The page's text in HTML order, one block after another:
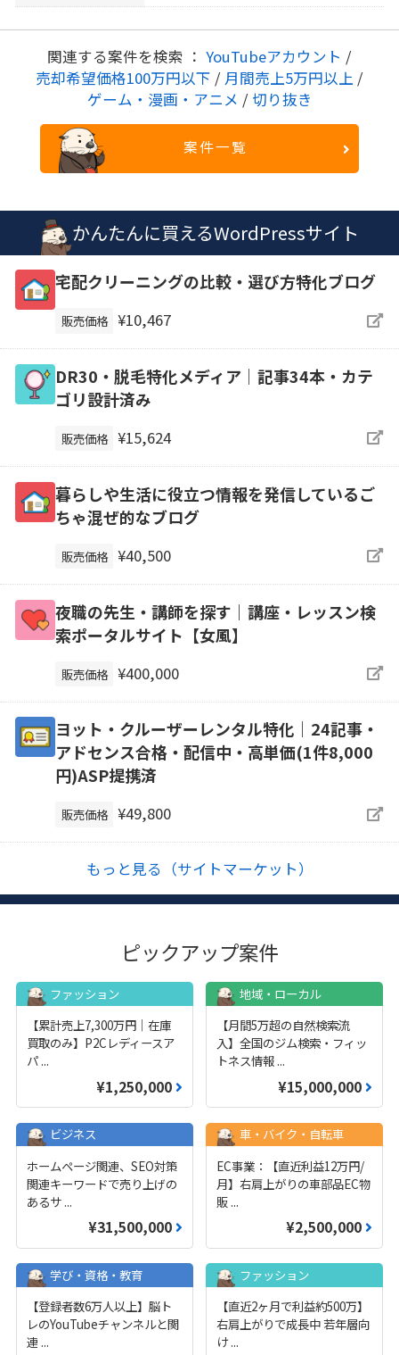
関連する案件を検索 ： YouTubeアカウント /
売却希望価格100万円以下 / 月間売上5万円以上 /
ゲーム・漫画・アニメ / 切り抜き
案件一覧
かんたんに買えるWordPressサイト
宅配クリーニングの比較・選び方特化ブログ
販売価格 ¥10,467
DR30・脱毛特化メディア｜記事34本・カテ
ゴリ設計済み
販売価格 ¥15,624
暮らしや生活に役立つ情報を発信しているご
ちゃ混ぜ的なブログ
販売価格 ¥40,500
夜職の先生・講師を探す｜講座・レッスン検
索ポータルサイト【女風】
販売価格 ¥400,000
ヨット・クルーザーレンタル特化｜24記事・
アドセンス合格・配信中・高単価(1件8,000
円)ASP提携済
販売価格 ¥49,800
もっと見る（サイトマーケット）
ピックアップ案件
ファッション
【累計売上7,300万円｜在庫
買取のみ】P2Cレディースア
パ ...
¥1,250,000
地域・ローカル
【月間5万超の自然検索流
入】全国のジム検索・フィッ
トネス情報 ...
¥15,000,000
ビジネス
ホームページ関連、SEO対策
関連キーワードで売り上げの
あるサ ...
¥31,500,000
車・バイク・自転車
EC事業：【直近利益12万円/
月】右肩上がりの車部品EC物
販 ...
¥2,500,000
学び・資格・教育
【登録者数6万人以上】脳ト
レのYouTubeチャンネルと関
連 ...
ファッション
【直近2ヶ月で利益約500万】
右肩上がりで成長中 若年層向
け...